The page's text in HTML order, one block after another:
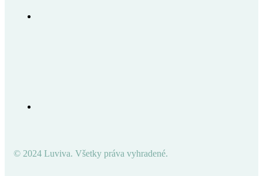
© 2024 Luviva. Všetky práva vyhradené.